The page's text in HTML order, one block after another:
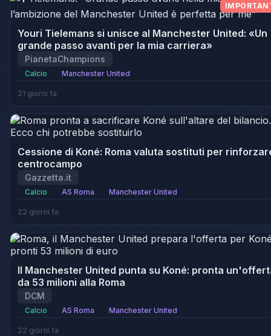
Youri Tielemans si unisce al Manchester United: «Un
grande passo avanti per la mia carriera»
PianetaChampions
Calcio Manchester United
21 giorni fa
Cessione di Koné: Roma valuta sostituti per
centrocampo
Gazzetta.it
Calcio AS Roma Manchester United
22 giorni fa
Il Manchester United punta su Koné: pronta
da 53 milioni alla Roma
DCM
Calcio AS Roma Manchester United
22 giorni fa